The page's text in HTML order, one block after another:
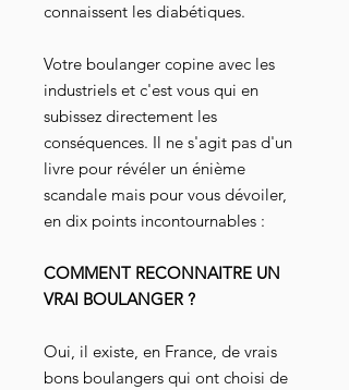
connaissent les diabétiques.
Votre boulanger copine avec les
industriels et c'est vous qui en
subissez directement les
conséquences. Il ne s'agit pas d'un
livre pour révéler un énième
scandale mais pour vous dévoiler,
en dix points incontournables :
COMMENT RECONNAITRE UN
VRAI BOULANGER ?
Oui, il existe, en France, de vrais
bons boulangers qui ont choisi de